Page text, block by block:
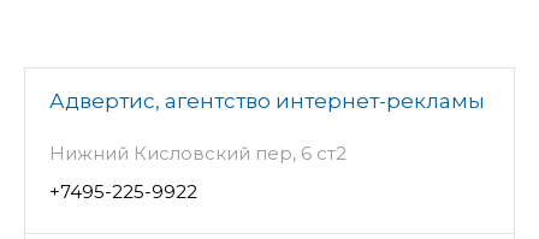
Адвертис, агентство интернет-рекламы
Нижний Кисловский пер, 6 ст2
+7495-225-9922